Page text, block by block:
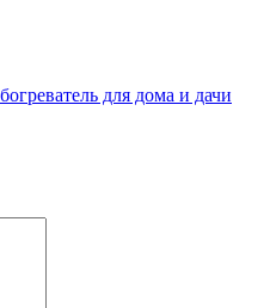
для дома и дачи